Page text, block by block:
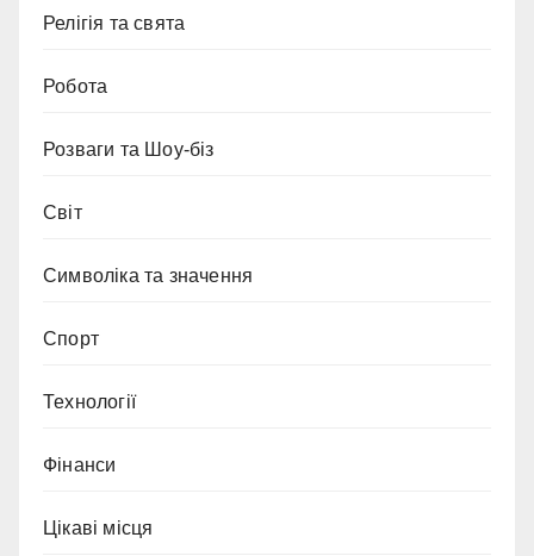
Релігія та свята
Робота
Розваги та Шоу-біз
Світ
Символіка та значення
Спорт
Технології
Фінанси
Цікаві місця